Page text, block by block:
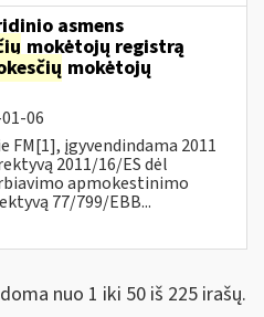
asmens
mokėtojų registrą
mokėtojų
06
FM[1], įgyvendindama 2011
2011/16/ES dėl
apmokestinimo
77/799/EBB...
nuo 1 iki 50 iš 225 irašų.